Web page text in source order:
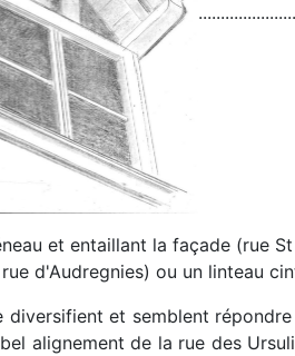
et entaillant la façade (rue
d'Audregnies) ou un linteau
et semblent
alignement de la rue des